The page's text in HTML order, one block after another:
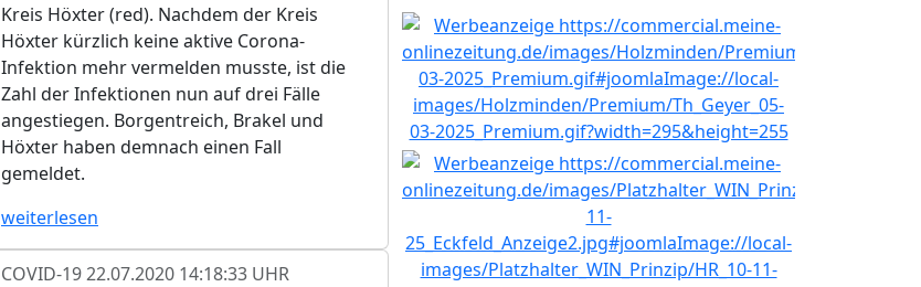
Kreis Höxter (red). Nachdem der Kreis
Höxter kürzlich keine aktive Corona-
Infektion mehr vermelden musste, ist die
Zahl der Infektionen nun auf drei Fälle
angestiegen. Borgentreich, Brakel und
Höxter haben demnach einen Fall
gemeldet.
weiterlesen
COVID-1922.07.2020 14:18:33 UHR